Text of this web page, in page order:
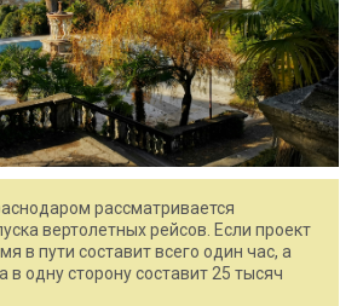
рассматривается
вертолетных рейсов. Если проект
в пути составит всего один час, а
в одну сторону составит 25 тысяч